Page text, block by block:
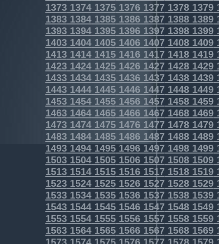
1373137413751376137713781379
1383138413851386138713881389
1393139413951396139713981399
1403140414051406140714081409
1413141414151416141714181419
1423142414251426142714281429
1433143414351436143714381439
1443144414451446144714481449
1453145414551456145714581459
1463146414651466146714681469
1473147414751476147714781479
1483148414851486148714881489
1493149414951496149714981499
1503150415051506150715081509
1513151415151516151715181519
1523152415251526152715281529
1533153415351536153715381539
1543154415451546154715481549
1553155415551556155715581559
1563156415651566156715681569